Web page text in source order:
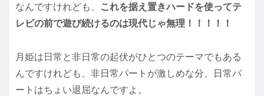
なんですけれども、
これを据え置きハードを使ってテ
レビの前で遊び続けるのは現代じゃ無理！！！！！
月姫は日常と非日常の起伏がひとつのテーマでもある
んですけれども、非日常パートが激しめな分、日常パ
ートはちょい退屈なんですよ。